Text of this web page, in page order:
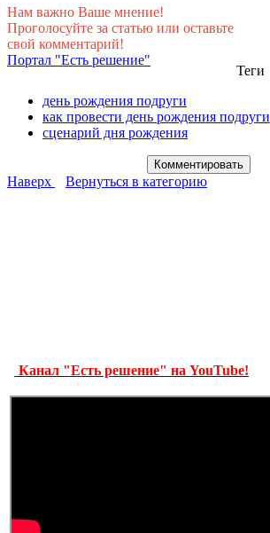
Нам важно Ваше мнение!
Проголосуйте за статью или оставьте
свой комментарий!
Портал "Есть решение"
Теги
день рождения подруги
как провести день рождения подруги
сценарий дня рождения
Наверх Вернуться в категорию
Канал "Есть решение" на YouTube!